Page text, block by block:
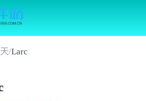
/Larc